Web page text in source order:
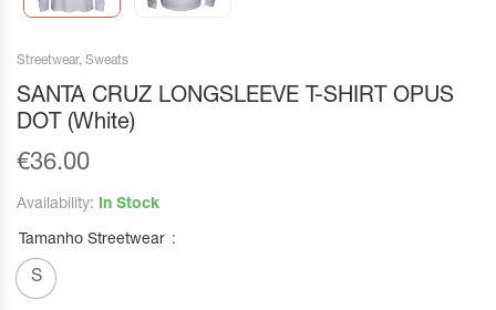
Streetwear, Sweats
SANTA CRUZ LONGSLEEVE T-SHIRT OPUS
DOT (White)
€36.00
Availability: In Stock
Tamanho Streetwear
S